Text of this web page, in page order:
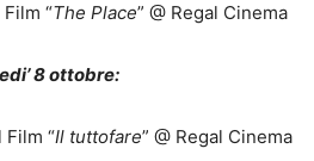
“The Place” @ Regal Cinema
8 ottobre:
“Il tuttofare” @ Regal Cinema